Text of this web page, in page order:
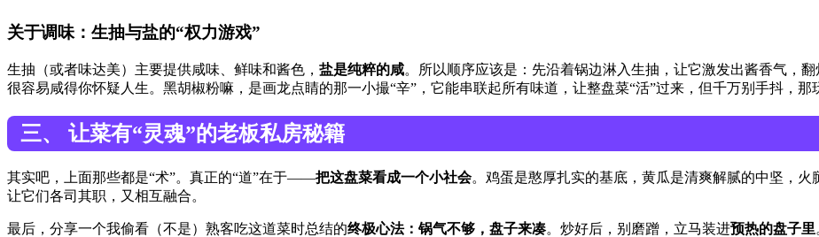
关于调味：生抽与盐的“权力游戏”
生抽（或者味达美）主要提供咸味、鲜味和酱色， 盐是纯粹的咸。所以顺序应该是：先沿着锅边淋入生抽，让它激发出酱香气，翻
很容易咸得你怀疑人生。黑胡椒粉嘛，是画龙点睛的那一小撮“辛”，它能串联起所有味道，让整盘菜“活”过来，但千万别手抖，那
三、 让菜有“灵魂”的老板私房秘籍
其实吧，上面那些都是“术”。真正的“道”在于——把这盘菜看成一个小社会。鸡蛋是憨厚扎实的基底，黄瓜是清爽解腻的中坚，
让它们各司其职，又相互融合。
最后，分享一个我偷看（不是）熟客吃这道菜时总结的终极心法：锅气不够，盘子来凑。炒好后，别磨蹭，立马装进预热的盘子里